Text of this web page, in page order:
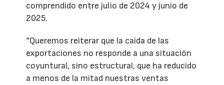
comprendido entre julio de 2024 y junio de
2025.
“Queremos reiterar que la caída de las
exportaciones no responde a una situación
coyuntural, sino estructural, que ha reducido
a menos de la mitad nuestras ventas